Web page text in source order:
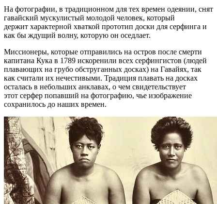
На фотографии, в традиционном для тех времен одеянии, снят
гавайский мускулистый молодой человек, который
держит характерной хваткой прототип доски для серфинга и
как бы ждущий волну, которую он оседлает.
Миссионеры, которые отправились на остров после смерти
капитана Кука в 1789 искоренили всех серфингистов (людей
плавающих на грубо обструганных досках) на Гавайях, так
как считали их нечестивыми. Традиция плавать на досках
осталась в небольших анклавах, о чем свидетельствует
этот серфер попавший на фотографию, чье изображение
сохранилось до наших времен.